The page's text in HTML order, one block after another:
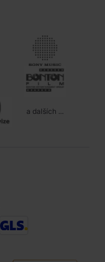
a dalších ...